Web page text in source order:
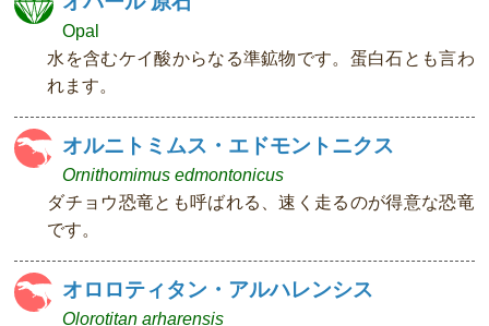
Opal
水を含むケイ酸からなる準鉱物です。蛋白石とも言わ
れます。
オルニトミムス・エドモントニクス
Ornithomimus edmontonicus
ダチョウ恐竜とも呼ばれる、速く走るのが得意な恐竜
です。
オロロティタン・アルハレンシス
Olorotitan arharensis